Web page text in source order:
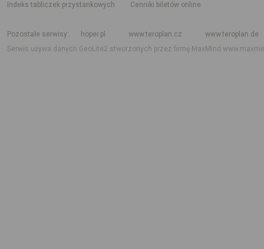
indeks tabliczek przystankowych
Cenniki biletów online
Pozostałe serwisy
hoper.pl www.teroplan.cz
www.teroplan.de
Serwis używa danych GeoLite2 stworzonych przez firmę MaxMind